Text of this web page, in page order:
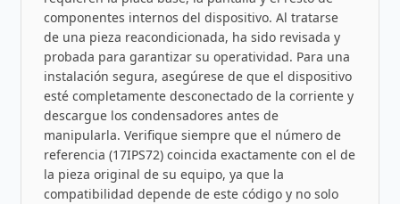
componentes internos del dispositivo. Al tratarse
de una pieza reacondicionada, ha sido revisada y
probada para garantizar su operatividad. Para una
instalación segura, asegúrese de que el dispositivo
esté completamente desconectado de la corriente y
descargue los condensadores antes de
manipularla. Verifique siempre que el número de
referencia (17IPS72) coincida exactamente con el de
la pieza original de su equipo, ya que la
compatibilidad depende de este código y no solo